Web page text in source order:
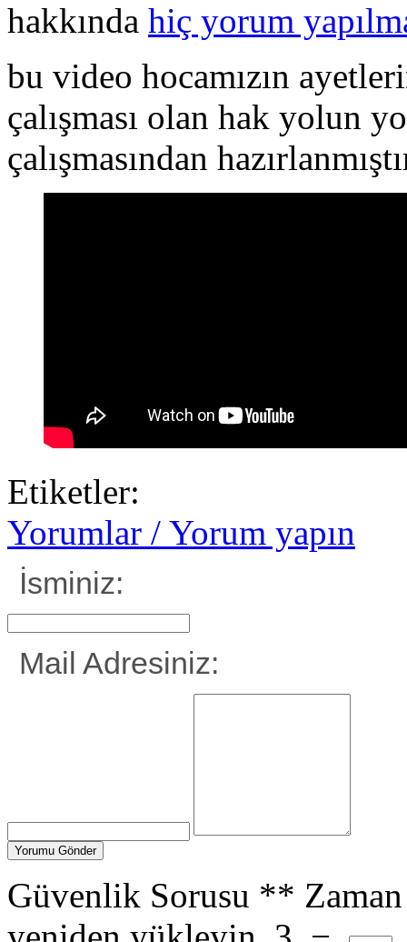
hakkında hiç yorum
bu video hocamızın
çalışması olan hak yolun
çalışmasından
Etiketler:
Yorumlar / Yorum yapın
İsminiz:
Mail Adresiniz:
Güvenlik Sorusu **